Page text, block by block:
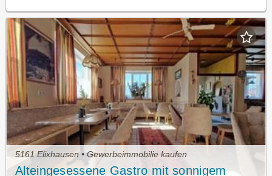
5161 Elixhausen • Gewerbeimmobilie kaufen
Alteingesessene Gastro mit sonnigem